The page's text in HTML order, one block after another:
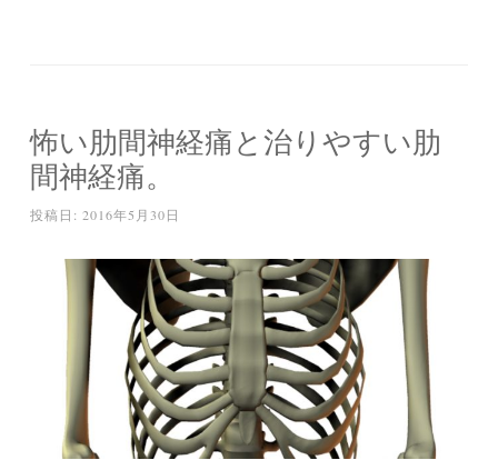
怖い肋間神経痛と治りやすい肋
間神経痛。
投稿日: 2016年5月30日